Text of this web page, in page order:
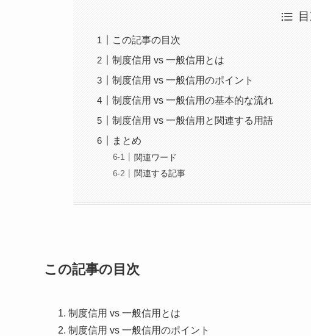
この記事の目次
制度信用 vs 一般信用とは
制度信用 vs 一般信用のポイント
制度信用 vs 一般信用の基本的な流れ
制度信用 vs 一般信用と関連する用語
まとめ
関連ワード
関連する記事
この記事の目次
制度信用 vs 一般信用とは
制度信用 vs 一般信用のポイント